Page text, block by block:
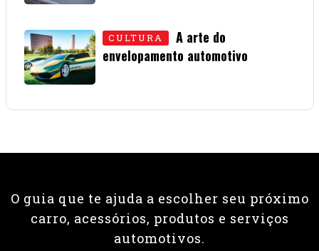
CULTURA
A arte do
envelopamento automotivo
O guia que te ajuda a escolher seu próximo
carro, acessórios, produtos e serviços
automotivos.